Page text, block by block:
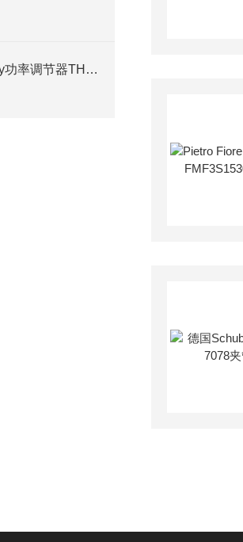
Advanced Energy功率调节器THYRO-A 2A 400-16 HRL3